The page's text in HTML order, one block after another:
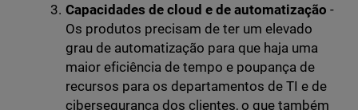
Capacidades de cloud e de automatização -
Os produtos precisam de ter um elevado
grau de automatização para que haja uma
maior eficiência de tempo e poupança de
recursos para os departamentos de TI e de
cibersegurança dos clientes, o que também